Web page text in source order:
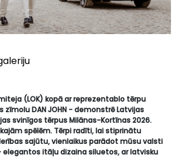
(LOK) kopā ar reprezentablo tērpu
DAN JOHN - demonstrē Latvijas
svinīgos tērpus Milānas-Kortīnas 2026.
spēlēm. Tērpi radīti, lai stiprinātu
sajūtu, vienlaikus parādot mūsu valsti
itāļu dizaina siluetos, ar latvisku